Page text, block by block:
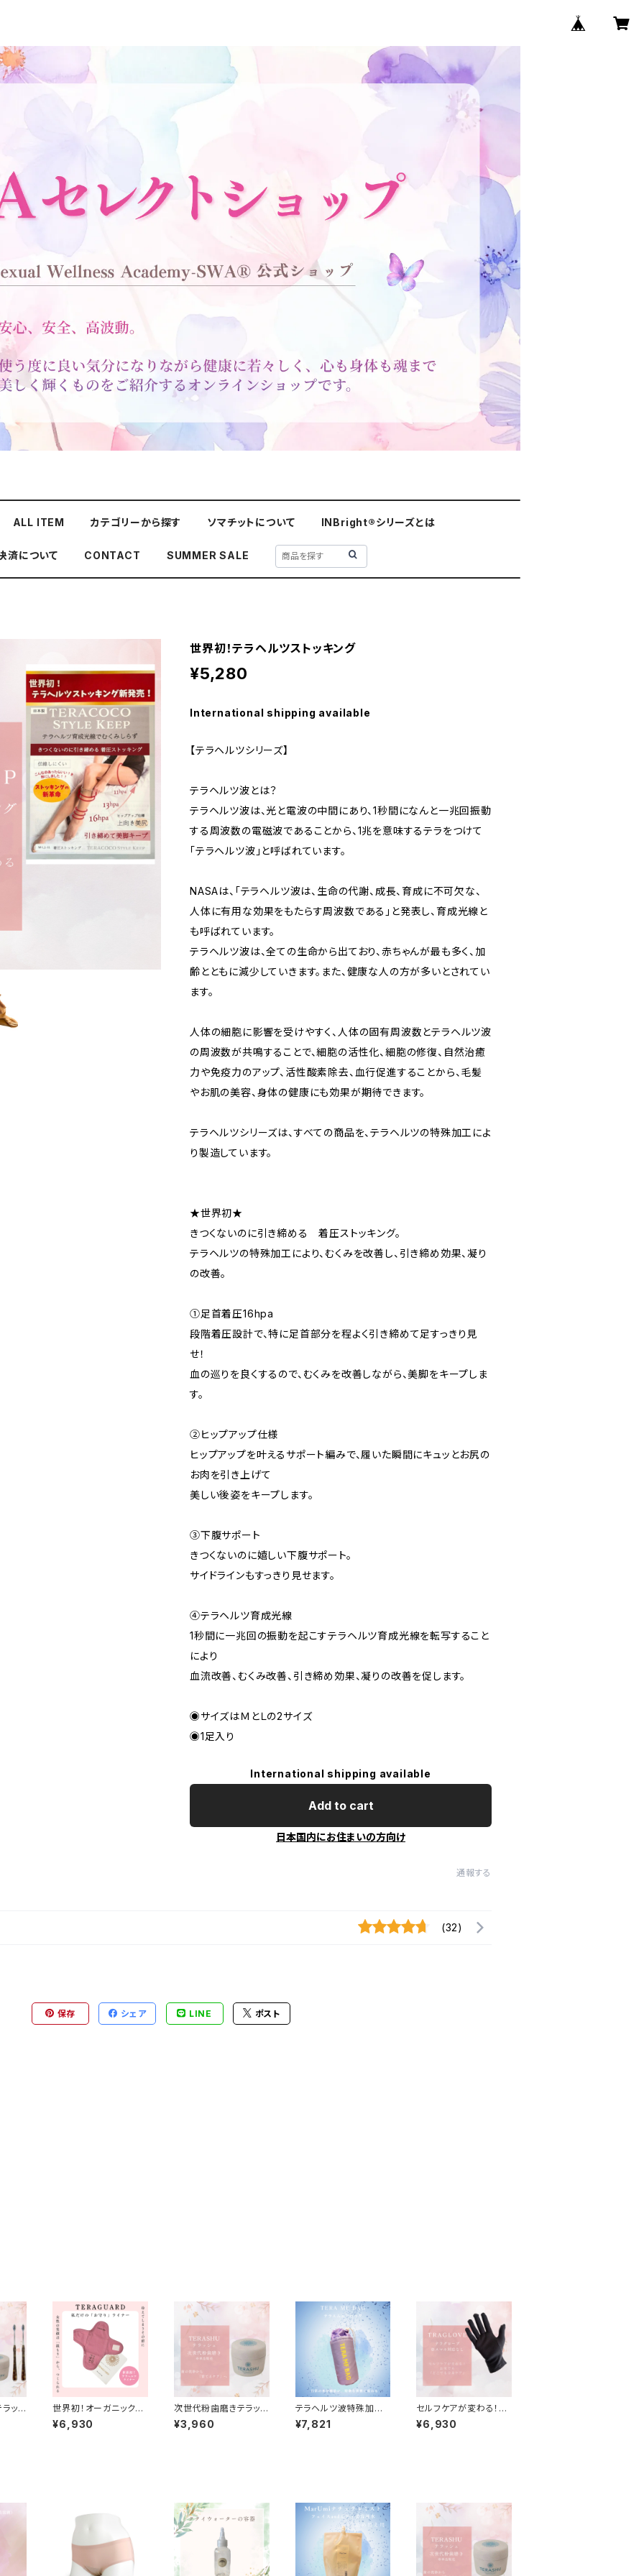
ALL ITEM カテゴリーから探す ソマチットについて INBright®シリーズとは
済について CONTACT SUMMER SALE
世界初！テラヘルツストッキング
¥5,280
International shipping available
【テラヘルツシリーズ】
テラヘルツ波とは？
テラヘルツ波は、光と電波の中間にあり、1秒間になんと一兆回振動
する周波数の電磁波であることから、1兆を意味するテラをつけて
「テラヘルツ波」と呼ばれています。
NASAは、「テラヘルツ波は、生命の代謝、成長、育成に不可欠な、
人体に有用な効果をもたらす周波数である」と発表し、育成光線と
も呼ばれています。
テラヘルツ波は、全ての生命から出ており、赤ちゃんが最も多く、加
齢とともに減少していきます。また、健康な人の方が多いとされてい
ます。
人体の細胞に影響を受けやすく、人体の固有周波数とテラヘルツ波
の周波数が共鳴することで、細胞の活性化、細胞の修復、自然治癒
力や免疫力のアップ、活性酸素除去、血行促進することから、毛髪
やお肌の美容、身体の健康にも効果が期待できます。
テラヘルツシリーズは、すべての商品を、テラヘルツの特殊加工によ
り製造しています。
★世界初★
きつくないのに引き締める 着圧ストッキング。
テラヘルツの特殊加工により、むくみを改善し、引き締め効果、凝り
の改善。
①足首着圧16hpa
段階着圧設計で、特に足首部分を程よく引き締めて足すっきり見
せ！
血の巡りを良くするので、むくみを改善しながら、美脚をキープしま
す。
②ヒップアップ仕様
ヒップアップを叶えるサポート編みで、履いた瞬間にキュッとお尻の
お肉を引き上げて
美しい後姿をキープします。
③下腹サポート
きつくないのに嬉しい下腹サポート。
サイドラインもすっきり見せます。
④テラヘルツ育成光線
1秒間に一兆回の振動を起こすテラヘルツ育成光線を転写すること
により
血流改善、むくみ改善、引き締め効果、凝りの改善を促します。
◉サイズはＭとＬの2サイズ
◉1足入り
International shipping available
Add to cart
日本国内にお住まいの方向け
通報する
(32)
保存 シェア LINE ポスト
ッシ
世界初！オーガニックオ
ーガニックコットン テ
ラヘルツ特殊加工 テ
¥6,930
次世代粉歯磨きテラッシ
ュ※歯ブラシは付いてい
ません
¥3,960
テラヘルツ波特殊加
工 ウォーターバッグ
TERA MF BAG (テラ
¥7,821
セルフケアが変わる！お
家でも「どこでも全身ケ
ア」テラグローブ※スマ
¥6,930